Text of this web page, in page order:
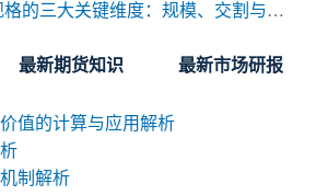
的三大关键维度：规模、交割与标准化
最新期货知识 最新市场研报
值的计算与应用解析
制解析